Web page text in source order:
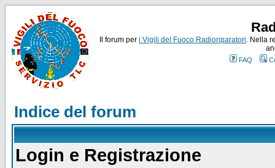
Il forum per i Vigili del Fuoco Radioriparatori. Nella
FAQ
Indice del forum
Login e Registrazione